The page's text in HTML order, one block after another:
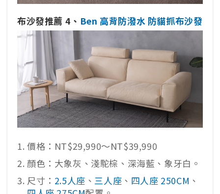
布沙發推薦 4、 Ben 高背防潑水 防貓抓布沙發
價格：NT$29,990～NT$39,990
顏色：大象灰、淺駝棕、深海藍、象牙白。
尺寸： 2.5人座 、 三人座 、 四人座 250CM 、